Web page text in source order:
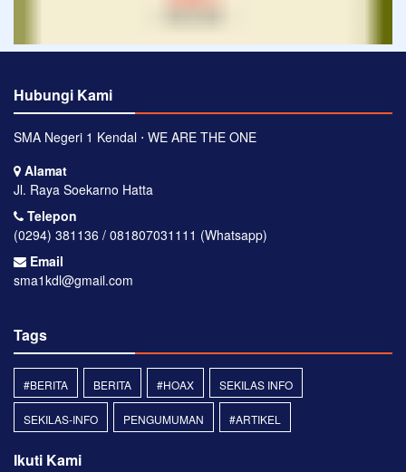
Hubungi Kami
SMA Negeri 1 Kendal ⋅ WE ARE THE ONE
Alamat
Jl. Raya Soekarno Hatta
Telepon
(0294) 381136 / 081807031111 (Whatsapp)
Email
sma1kdl@gmail.com
Tags
#BERITA BERITA #HOAX SEKILAS INFO
SEKILAS-INFO PENGUMUMAN #ARTIKEL
Ikuti Kami